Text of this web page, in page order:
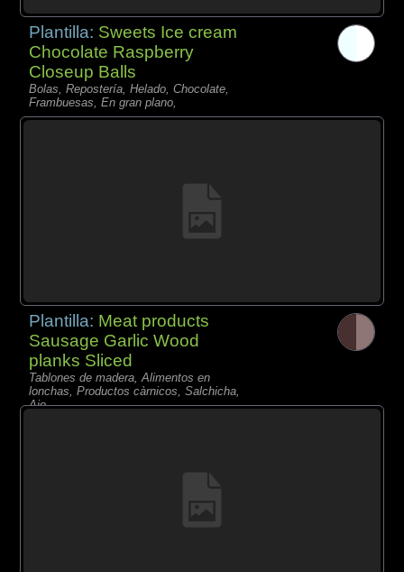
Plantilla: Sweets Ice cream
Chocolate Raspberry
Closeup Balls
Bolas, Repostería, Helado, Chocolate,
Frambuesas, En gran plano,
Plantilla: Meat products
Sausage Garlic Wood
planks Sliced
Tablones de madera, Alimentos en
lonchas, Productos càrnicos, Salchicha,
Ajo,